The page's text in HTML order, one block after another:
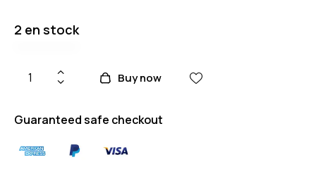
2 en stock
Buy now
Guaranteed safe checkout